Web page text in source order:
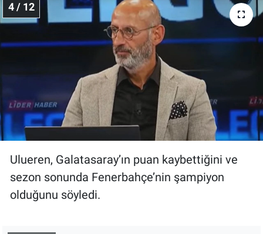
4 / 12
Ulueren, Galatasaray’ın puan kaybettiğini ve
sezon sonunda Fenerbahçe’nin şampiyon
olduğunu söyledi.